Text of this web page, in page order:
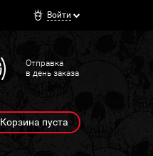
Войти
Отправка
в день заказа
Корзина пуста